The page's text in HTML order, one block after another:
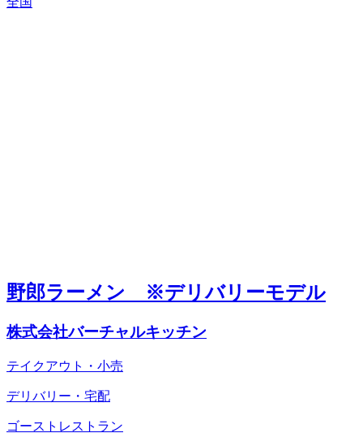
野郎ラーメン ※デリバリーモデル
株式会社バーチャルキッチン
テイクアウト・小売
デリバリー・宅配
ゴーストレストラン